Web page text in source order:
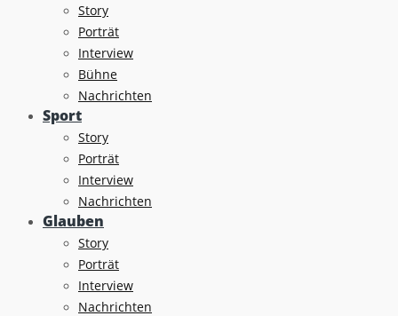
Story
Porträt
Interview
Bühne
Nachrichten
Sport
Story
Porträt
Interview
Nachrichten
Glauben
Story
Porträt
Interview
Nachrichten